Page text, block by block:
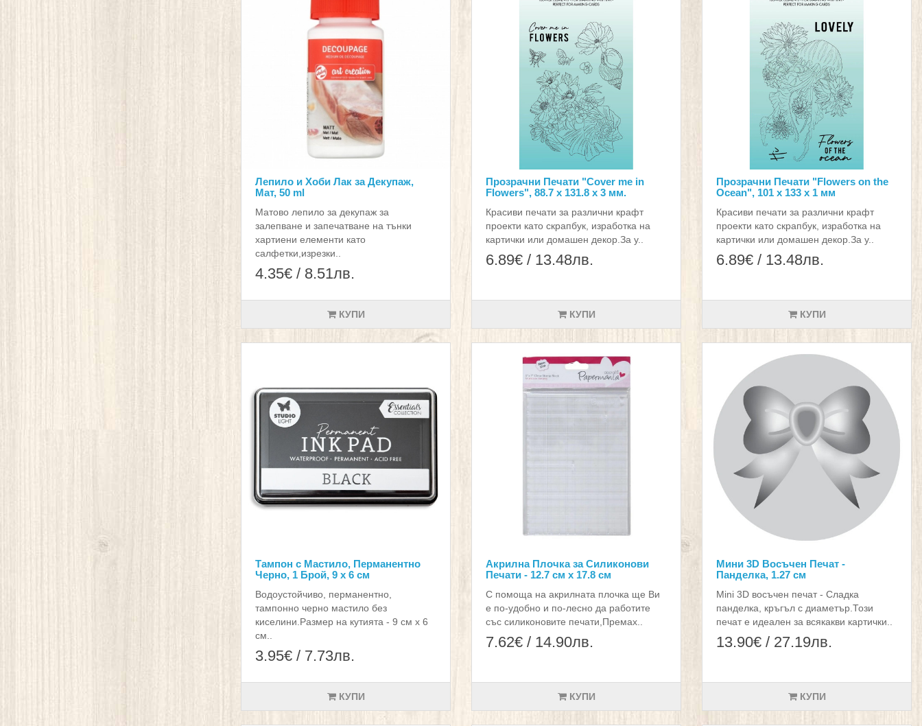
Лепило и Хоби Лак за Декупаж,
Мат, 50 ml
Матово лепило за декупаж за
залепване и запечатване на тънки
хартиени елементи като
салфетки,изрезки..
4.35€ / 8.51лв.
КУПИ
Прозрачни Печати "Cover me in
Flowers", 88.7 x 131.8 x 3 мм.
Красиви печати за различни крафт
проекти като скрапбук, изработка на
картички или домашен декор.За у..
6.89€ / 13.48лв.
КУПИ
Прозрачни Печати "Flowers on the
Ocean", 101 х 133 х 1 мм
Красиви печати за различни крафт
проекти като скрапбук, изработка на
картички или домашен декор.За у..
6.89€ / 13.48лв.
КУПИ
Тампон с Мастило, Перманентно
Черно, 1 Брой, 9 х 6 см
Водоустойчиво, перманентно,
тампонно черно мастило без
киселини.Размер на кутията - 9 см х 6
см..
3.95€ / 7.73лв.
КУПИ
Акрилнa Плочкa за Силиконови
Печати - 12.7 см х 17.8 см
С помоща на акрилната плочка ще Ви
е по-удобно и по-лесно да работите
със силиконовите печати,Премах..
7.62€ / 14.90лв.
КУПИ
Мини 3D Восъчен Печат -
Панделка, 1.27 см
Mini 3D восъчен печат - Сладка
панделка, кръгъл с диаметър.Този
печат е идеален за всякакви картички..
13.90€ / 27.19лв.
КУПИ